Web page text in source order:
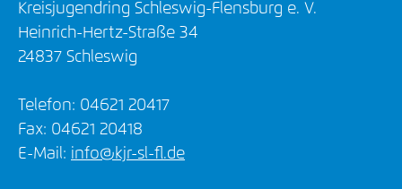
Kreisjugendring Schleswig-Flensburg e. V.
Heinrich-Hertz-Straße 34
24837 Schleswig
Telefon: 04621 20417
Fax: 04621 20418
E-Mail: info@kjr-sl-fl.de